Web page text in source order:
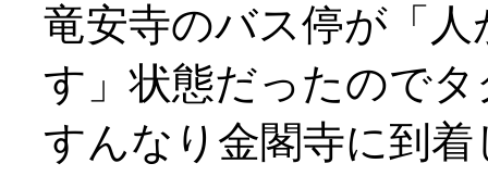
竜安寺のバス停が「
す」状態だったので
すんなり金閣寺に到